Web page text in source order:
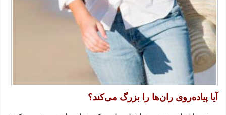
آيا پياده‌روی ران‌ها را بزرگ می‌كند؟